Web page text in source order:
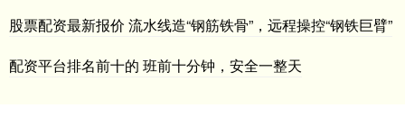
股票配资最新报价 流水线造“钢筋铁骨”，远程操控“钢铁巨臂”
配资平台排名前十的 班前十分钟，安全一整天